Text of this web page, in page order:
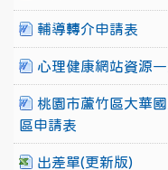
輔導轉介申請表
心理健康網站資源
桃園市蘆竹區大華
區申請表
出差單(更新版)